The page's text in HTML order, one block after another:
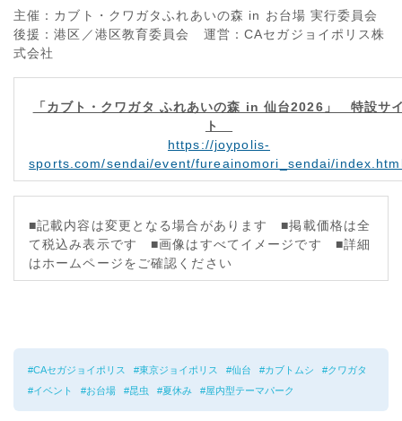
主催：カブト・クワガタふれあいの森 in お台場 実行委員会
後援：港区／港区教育委員会 運営：CAセガジョイポリス株
式会社
「カブト・クワガタ ふれあいの森 in 仙台2026」 特設サ
ト
https://joypolis-
sports.com/sendai/event/fureainomori_sendai/
■記載内容は変更となる場合があります ■掲載価格は全
て税込み表示です ■画像はすべてイメージです ■詳細
はホームページをご確認ください
CAセガジョイポリス 東京ジョイポリス 仙台 カブトムシ
クワガタ
イベント
お台場 昆虫 夏休み 屋内型テーマパーク